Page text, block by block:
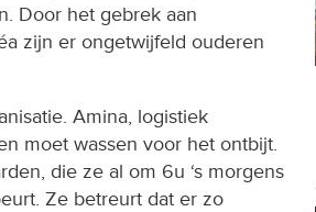
Door het gebrek aan
zijn er ongetwijfeld ouderen
Amina, logistiek
moet wassen voor het ontbijt.
die ze al om 6u ‘s morgens
Ze betreurt dat er zo